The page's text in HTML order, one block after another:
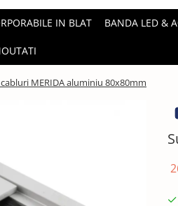
IN BLAT BANDA LED &
MERIDA aluminiu 80x80mm